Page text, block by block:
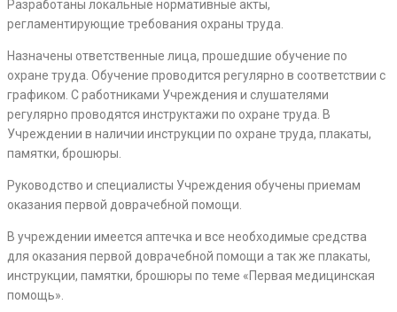
Разработаны локальные нормативные акты,
регламентирующие требования охраны труда.
Назначены ответственные лица, прошедшие обучение по
охране труда. Обучение проводится регулярно в соответствии с
графиком. С работниками Учреждения и слушателями
регулярно проводятся инструктажи по охране труда. В
Учреждении в наличии инструкции по охране труда, плакаты,
памятки, брошюры.
Руководство и специалисты Учреждения обучены приемам
оказания первой доврачебной помощи.
В учреждении имеется аптечка и все необходимые средства
для оказания первой доврачебной помощи а так же плакаты,
инструкции, памятки, брошюры по теме «Первая медицинская
помощь».